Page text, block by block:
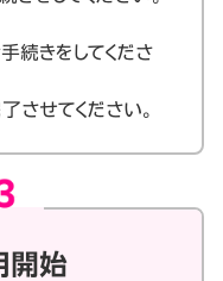
続きをしてくださ
させてください。
開始